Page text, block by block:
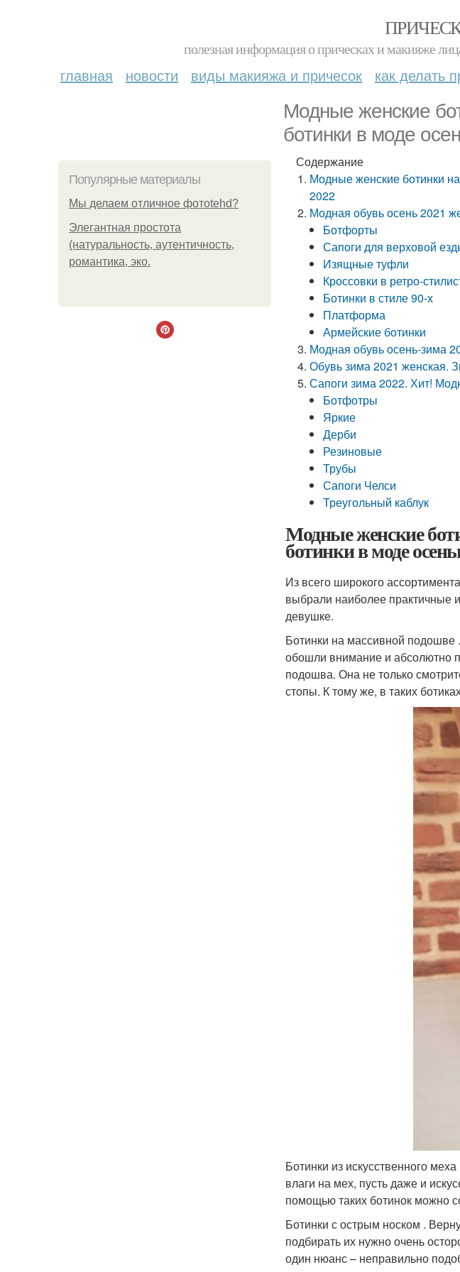
полезная информация о прическах и макияже
главная новости виды макияжа и причесок как делать
Модные женские
ботинки в моде
Популярные материалы
Мы делаем отличное фотоtehd?
Элегантная простота
(натуральность, аутентичность,
романтика, эко.
Содержание
Модные женские ботинки
2022
Модная обувь осень 2021
Ботфорты
Сапоги для верховой
Изящные туфли
Кроссовки в ретро-
Ботинки в стиле 90-х
Платформа
Армейские ботинки
Модная обувь осень-зима
Обувь зима 2021 женская.
Сапоги зима 2022. Хит!
Ботфотры
Яркие
Дерби
Резиновые
Трубы
Сапоги Челси
Треугольный каблук
Модные женские
ботинки в моде
Из всего широкого
выбрали наиболее практичные
девушке.
Ботинки на массивной подошве
обошли внимание и абсолютно
подошва. Она не только
стопы. К тому же, в таких
Ботинки из искусственного
влаги на мех, пусть даже и
помощью таких ботинок можно
Ботинки с острым носком .
подбирать их нужно очень
один нюанс – неправильно